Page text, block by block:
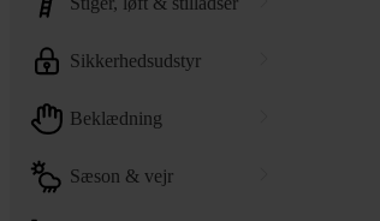
sikkerhedsudstyr
beklædning
sæson & vejr